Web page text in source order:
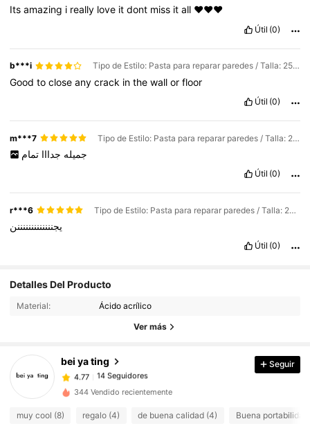
Itsamazing i really love itdont miss itall ❤️❤️❤️
Útil (0)
b***i Tipo de Estilo: Pasta para reparar paredes / Talla: 250 gramos / Cantidad: 1PC
Goodtocloseanycrack inthewallorfloor
Útil (0)
m***7 Tipo de Estilo: Pasta para reparar paredes / Talla: 250 gramos / Cantidad: 1PC
جميله جداااتمام
Útil (0)
r***6 Tipo de Estilo: Pasta para reparar paredes / Talla: 250 gramos / Cantidad: 1PC
يجنننننننننننننن
Útil (0)
Detalles Del Producto
Material: Ácido acrílico
Ver más
bei ya ting
4.77 14 Seguidores
14 Seguidores
14 Seguidores
4.77
14 Seguidores
ا***ر seguidoHace 1 día
4.77
14 Seguidores
4.77 14 Seguidores
Seguir
344 Vendido recientemente
muy cool (8) regalo (4) de buena calidad (4) Buena